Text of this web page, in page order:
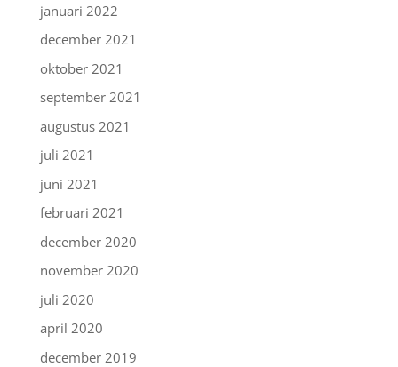
januari 2022
december 2021
oktober 2021
september 2021
augustus 2021
juli 2021
juni 2021
februari 2021
december 2020
november 2020
juli 2020
april 2020
december 2019